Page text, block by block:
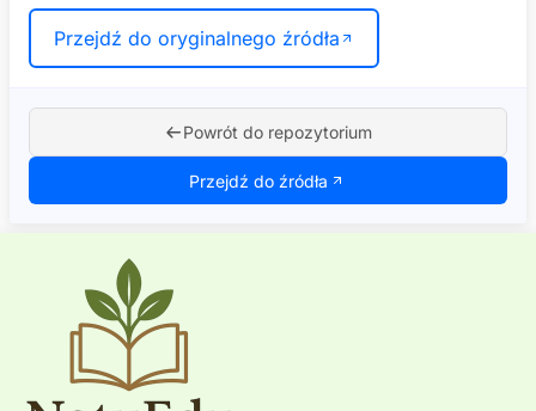
Przejdź do oryginalnego źródła
Powrót do repozytorium
Przejdź do źródła